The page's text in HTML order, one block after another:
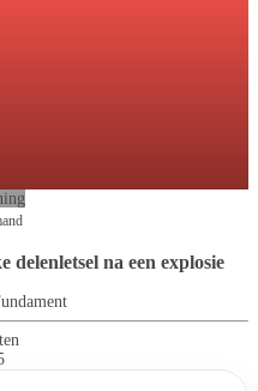
delenletsel na een explosie